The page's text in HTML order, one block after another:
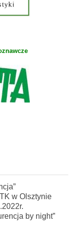
w Olsztynie
by night”